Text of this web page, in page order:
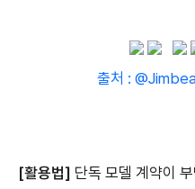
출처 :
[활용법] 단독 모델 계약이